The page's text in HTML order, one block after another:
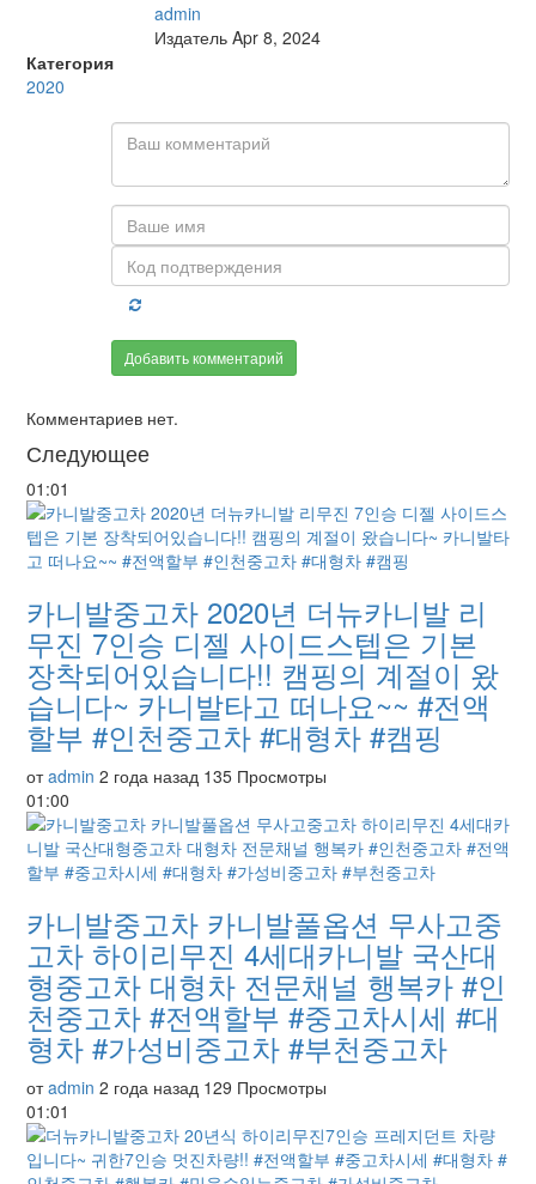
admin
Издатель Apr 8, 2024
Категория
2020
Добавить комментарий
Комментариев нет.
Следующее
01:01
카니발중고차 2020년 더뉴카니발 리
무진 7인승 디젤 사이드스텝은 기본
장착되어있습니다!! 캠핑의 계절이 왔
습니다~ 카니발타고 떠나요~~ #전액
할부 #인천중고차 #대형차 #캠핑
отadmin 2 года назад 135 Просмотры
01:00
카니발중고차 카니발풀옵션 무사고중
고차 하이리무진 4세대카니발 국산대
형중고차 대형차 전문채널 행복카 #인
천중고차 #전액할부 #중고차시세 #대
형차 #가성비중고차 #부천중고차
отadmin 2 года назад 129 Просмотры
01:01